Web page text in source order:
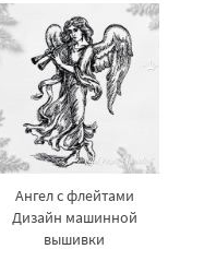
Ангел с флейтами
Дизайн машинной
вышивки